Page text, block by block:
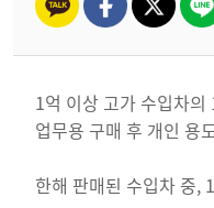
1억 이상 고가 수입차
업무용 구매 후 개인 용
한해 판매된 수입차 중,